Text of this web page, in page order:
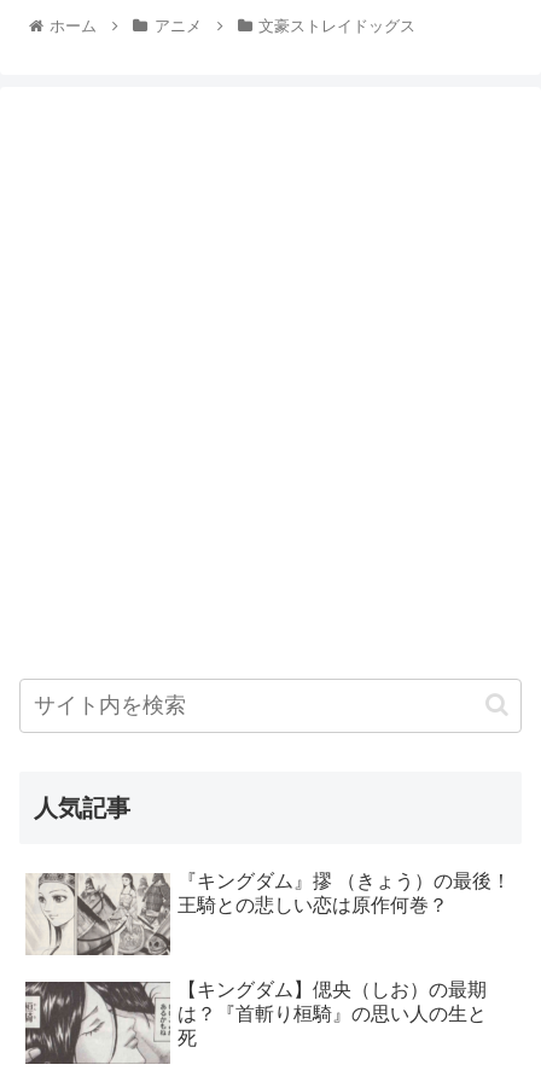
ホーム アニメ 文豪ストレイドッグス
人気記事
『キングダム』摎 （きょう）の最後！
王騎との悲しい恋は原作何巻？
【キングダム】偲央（しお）の最期
は？『首斬り桓騎』の思い人の生と
死